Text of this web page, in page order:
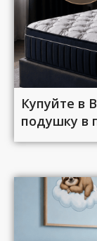
Купуйте в
подушку в